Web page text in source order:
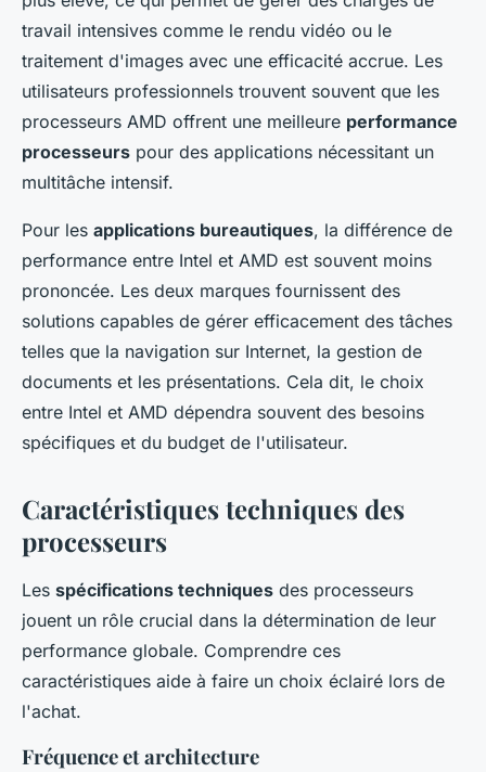
travail intensives comme le rendu vidéo ou le
traitement d'images avec une efficacité accrue. Les
utilisateurs professionnels trouvent souvent que les
processeurs AMD offrent une meilleure performance
processeurs pour des applications nécessitant un
multitâche intensif.
Pour les applications bureautiques, la différence de
performance entre Intel et AMD est souvent moins
prononcée. Les deux marques fournissent des
solutions capables de gérer efficacement des tâches
telles que la navigation sur Internet, la gestion de
documents et les présentations. Cela dit, le choix
entre Intel et AMD dépendra souvent des besoins
spécifiques et du budget de l'utilisateur.
Caractéristiques techniques des
processeurs
Les spécifications techniques des processeurs
jouent un rôle crucial dans la détermination de leur
performance globale. Comprendre ces
caractéristiques aide à faire un choix éclairé lors de
l'achat.
Fréquence et architecture